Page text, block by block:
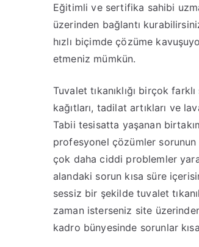
Eğitimli ve sertifika sahibi
üzerinden bağlantı
hızlı biçimde çözüme
etmeniz mümkün.
Tuvalet tıkanıklığı birçok
kağıtları, tadilat artıkları ve
Tabii tesisatta yaşanan
profesyonel çözümler
çok daha ciddi problemler
alandaki sorun kısa süre
sessiz bir şekilde tuvalet
zaman isterseniz site
kadro bünyesinde sorunlar